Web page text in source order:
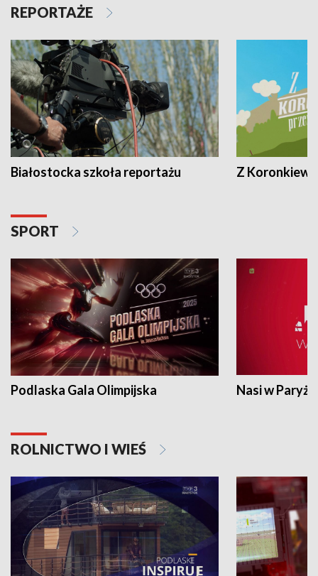
REPORTAŻE
Białostocka szkoła reportażu Z
SPORT
Podlaska Gala Olimpijska Nasi w Paryżu
ROLNICTWO I WIEŚ